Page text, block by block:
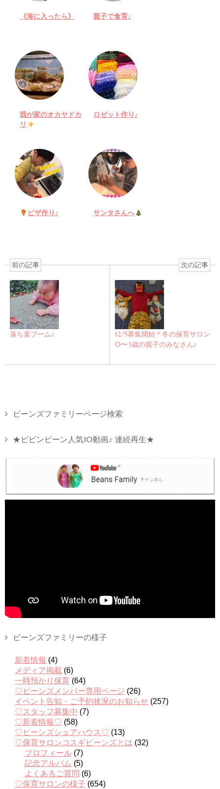
《海に入ったら》 親子で食育♪
我が家のオカヤドカ
リ
ロゼット作り♪
ピザ作り♪ サンタさんへ
前の記事
落ち葉ブーム♪
次の記事
12/5募集開始＊冬の保育サロン
0〜3歳の親子のみなさん♪
ビーンズファミリーページ検索
★ビビンビーン人気10動画♪ 連続再生★
ビーンズファミリーの様子
新着情報 (4)
メディア掲載 (6)
一時預かり保育 (64)
♡ビーンズメンバー専用ページ (26)
イベント告知・ご予約状況のお知らせ (257)
♡スタッフ募集中 (7)
♡新着情報♡ (58)
♡ビーンズシェアハウス♡ (13)
♡保育サロンコスギビーンズとは (32)
プロフィール (7)
記念アルバム (5)
よくあるご質問 (6)
♡保育サロンの様子 (654)